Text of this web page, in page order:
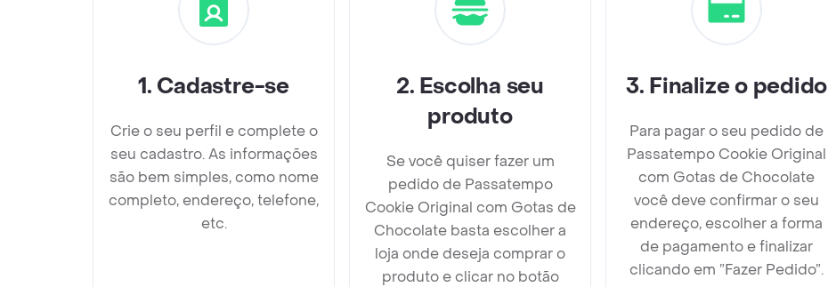
1. Cadastre-se
Crie o seu perfil e complete o
seu cadastro. As informações
são bem simples, como nome
completo, endereço, telefone,
etc.
2. Escolha seu
produto
Se você quiser fazer um
pedido de Passatempo
Cookie Original com Gotas de
Chocolate basta escolher a
loja onde deseja comprar o
produto e clicar no botão
3. Finalize o pedido
Para pagar o seu pedido de
Passatempo Cookie Original
com Gotas de Chocolate
você deve confirmar o seu
endereço, escolher a forma
de pagamento e finalizar
clicando em ”Fazer Pedido”.